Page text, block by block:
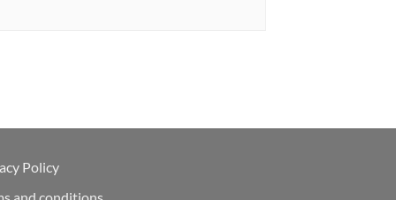
Policy